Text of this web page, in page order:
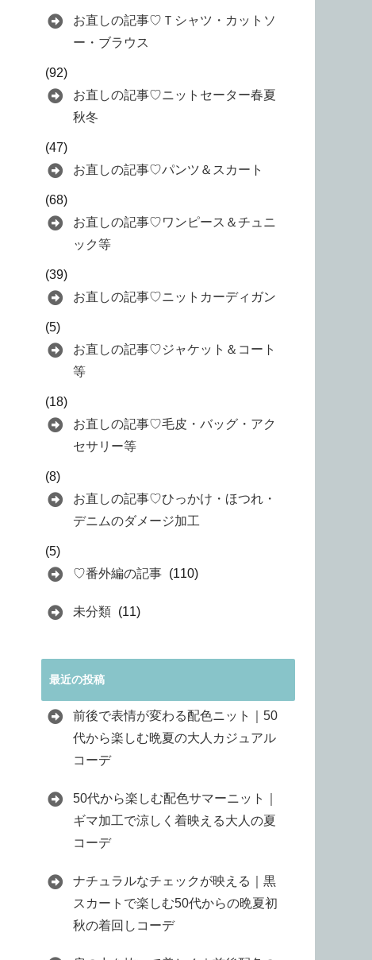
お直しの記事♡Ｔシャツ・カットソ
ー・ブラウス
(92)
お直しの記事♡ニットセーター春夏
秋冬
(47)
お直しの記事♡パンツ＆スカート
(68)
お直しの記事♡ワンピース＆チュニ
ック等
(39)
お直しの記事♡ニットカーディガン
(5)
お直しの記事♡ジャケット＆コート
等
(18)
お直しの記事♡毛皮・バッグ・アク
セサリー等
(8)
お直しの記事♡ひっかけ・ほつれ・
デニムのダメージ加工
(5)
♡番外編の記事 (110)
未分類 (11)
最近の投稿
前後で表情が変わる配色ニット｜50
代から楽しむ晩夏の大人カジュアル
コーデ
50代から楽しむ配色サマーニット｜
ギマ加工で涼しく着映える大人の夏
コーデ
ナチュラルなチェックが映える｜黒
スカートで楽しむ50代からの晩夏初
秋の着回しコーデ